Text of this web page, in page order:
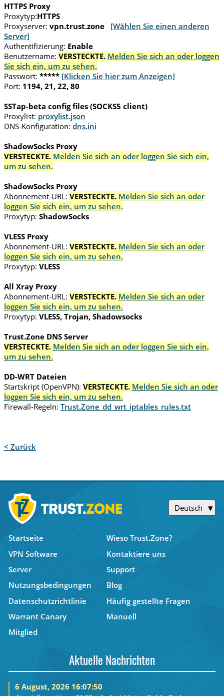
HTTPS Proxy
Proxytyp:HTTPS
Proxyserver: vpn.trust.zone
[Wählen Sie einen anderen
Server]
Authentifizierung: Enable
Benutzername: VERSTECKTE. Melden Sie sich an oder loggen
Sie sich ein, um zu sehen.
Passwort: ***** [Klicken Sie hier zum Anzeigen]
Port: 1194, 21, 22, 80
SSTap-beta config files (SOCKS5 client)
Proxylist: proxylist.json
DNS-Konfiguration: dns.ini
ShadowSocks Proxy
VERSTECKTE. Melden Sie sich an oder loggen Sie sich ein,
um zu sehen.
ShadowSocks Proxy
Abonnement-URL: VERSTECKTE. Melden Sie sich an oder
loggen Sie sich ein, um zu sehen.
Proxytyp: ShadowSocks
VLESS Proxy
Abonnement-URL: VERSTECKTE. Melden Sie sich an oder
loggen Sie sich ein, um zu sehen.
Proxytyp: VLESS
All Xray Proxy
Abonnement-URL: VERSTECKTE. Melden Sie sich an oder
loggen Sie sich ein, um zu sehen.
Proxytyp: VLESS, Trojan, Shadowsocks
Trust.Zone DNS Server
VERSTECKTE. Melden Sie sich an oder loggen Sie sich ein,
um zu sehen.
DD-WRT Dateien
Startskript (OpenVPN): VERSTECKTE. Melden Sie sich an oder
loggen Sie sich ein, um zu sehen.
Firewall-Regeln: Trust.Zone_dd_wrt_iptables_rules.txt
< Zurück
Deutsch
Startseite
Wieso Trust.Zone?
VPN Software
Kontaktiere uns
Server
Support
Nutzungsbedingungen
Blog
Datenschutzrichtlinie
Häufig gestellte Fragen
Warrant Canary
Manuell
Mitglied
Aktuelle Nachrichten
6 August, 2026 16:07:50